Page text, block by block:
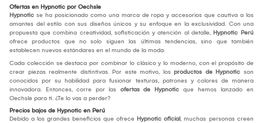
Ofertas en Hypnotic por Oechsle
Hypnotic se ha posicionado como una marca de ropa y accesorios que cautiva a los
amantes del estilo con sus diseños únicos y su enfoque en la exclusividad. Con una
propuesta que combina creatividad, sofisticación y atención al detalle, Hypnotic Perú
ofrece productos que no solo siguen las últimas tendencias, sino que también
establecen nuevos estándares en el mundo de la moda.
Cada colección se destaca por combinar lo clásico y lo moderno, con el propósito de
crear piezas realmente distintivas. Por este motivo, los productos de Hypnotic son
conocidos por su habilidad para fusionar texturas, patrones y colores de manera
innovadora. Entonces, corre por las ofertas de Hypnotic que hemos lanzado en
Oechsle para ti. ¿Te lo vas a perder?
Precios bajos de Hypnotic en Perú
Debido a los grandes beneficios que ofrece Hypnotic oficial, muchas personas creen